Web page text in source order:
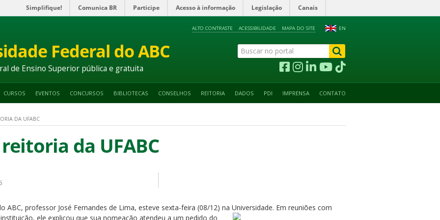
Simplifique! Comunica BR Participe Acesso à informação Legislação Canais
EN
ALTO CONTRASTE ACESSIBILIDADE MAPA DO SITE
Federal do ABC
de Ensino Superior pública e gratuita
CURSOS EVENTOS CONCURSOS BIBLIOTECAS CONSELHOS REITORIA DADOS PDI IMPRENSA CONTATO
DA UFABC
da UFABC
ABC, professor José Fernandes de Lima, esteve sexta-feira (08/12) na Universidade. Em reuniões com
ele explicou que sua nomeação atendeu a um pedido do